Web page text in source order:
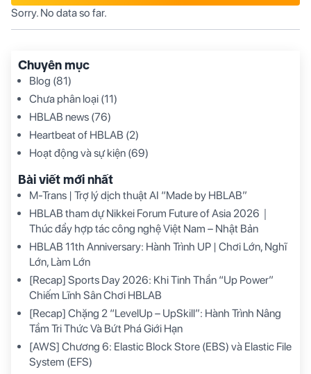
Sorry. No data so far.
Chuyên mục
Blog (81)
Chưa phân loại (11)
HBLAB news (76)
Heartbeat of HBLAB (2)
Hoạt động và sự kiện (69)
Bài viết mới nhất
M-Trans | Trợ lý dịch thuật AI “Made by HBLAB”
HBLAB tham dự Nikkei Forum Future of Asia 2026｜
Thúc đẩy hợp tác công nghệ Việt Nam – Nhật Bản
HBLAB 11th Anniversary: Hành Trình UP | Chơi Lớn, Nghĩ
Lớn, Làm Lớn
[Recap] Sports Day 2026: Khi Tinh Thần “Up Power”
Chiếm Lĩnh Sân Chơi HBLAB
[Recap] Chặng 2 “LevelUp – UpSkill”: Hành Trình Nâng
Tầm Tri Thức Và Bứt Phá Giới Hạn
[AWS] Chương 6: Elastic Block Store (EBS) và Elastic File
System (EFS)